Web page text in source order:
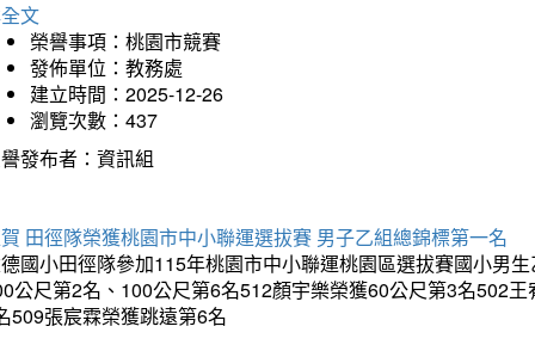
文
榮譽事項：桃園市競賽
發佈單位：教務處
建立時間：2025-12-26
瀏覽次數：437
發布者：資訊組
田徑隊榮獲桃園市中小聯運選拔賽 男子乙組總錦標第一名
國小田徑隊參加115年桃園市中小聯運桃園區選拔賽國小男
公尺第2名、100公尺第6名512顏宇樂榮獲60公尺第3名502
509張宸霖榮獲跳遠第6名